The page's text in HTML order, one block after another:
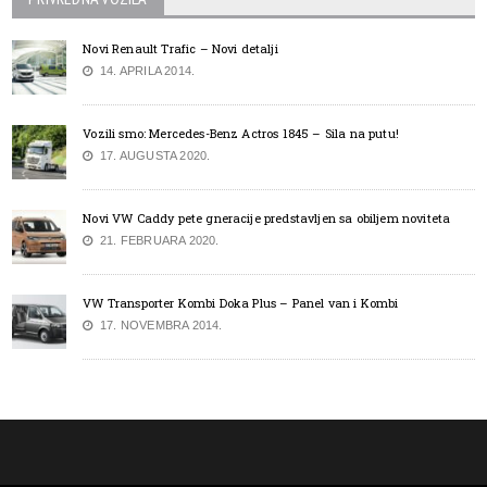
Novi Renault Trafic – Novi detalji
14. APRILA 2014.
Vozili smo: Mercedes-Benz Actros 1845 – Sila na putu!
17. AUGUSTA 2020.
Novi VW Caddy pete gneracije predstavljen sa obiljem noviteta
21. FEBRUARA 2020.
VW Transporter Kombi Doka Plus – Panel van i Kombi
17. NOVEMBRA 2014.